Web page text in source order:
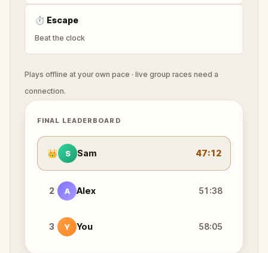
⏱ Escape
Beat the clock
Plays offline at your own pace · live group races need a
connection.
FINAL LEADERBOARD
👑 S Sam 47:12
2 A Alex 51:38
3 Y You 58:05